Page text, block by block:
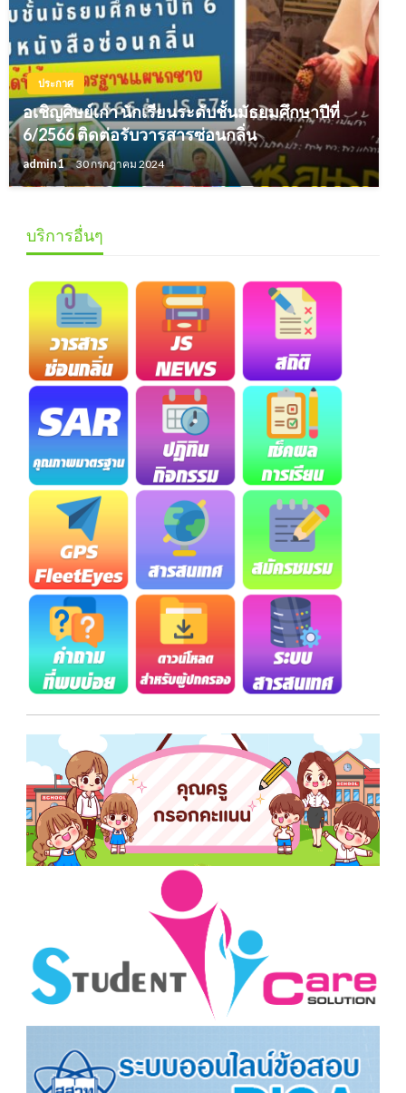
ประกาศ
อเชิญศิษย์เก่า นักเรียนระดับชั้นมัธยมศึกษาปีที่
6/2566 ติดต่อรับวารสารซ่อนกลิ่น
admin1 30 กรกฎาคม 2024
บริการอื่นๆ